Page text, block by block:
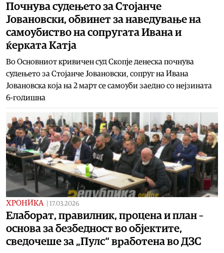
Почнува судењето за Стојанче
Јовановски, обвинет за наведување на
самоубиство на сопругата Ивана и
ќерката Катја
Во Основниот кривичен суд Скопје денеска почнува
судењето за Стојанче Јовановски, сопруг на Ивана
Јовановска која на 2 март се самоуби заедно со нејзината
6-годишна
ХРОНИКА 17.03.2026
Елаборат, правилник, процена и план –
основа за безбедност во објектите,
сведочеше за „Пулс“ вработена во ДЗС